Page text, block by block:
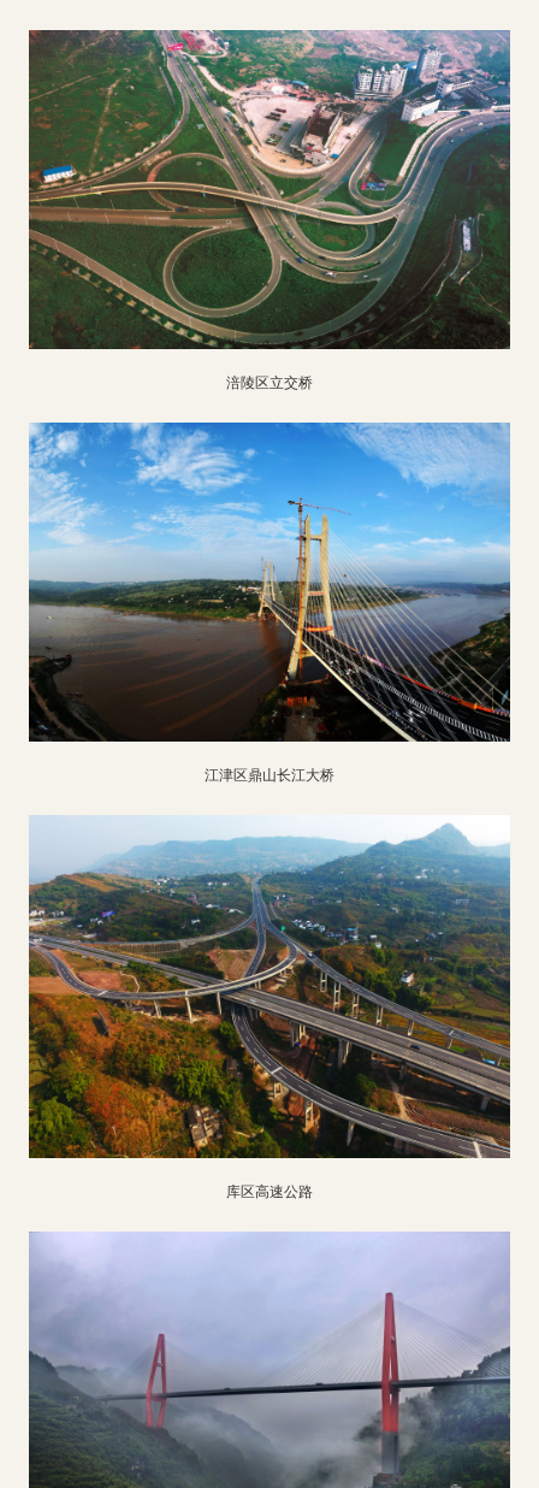
涪陵区立交桥
江津区鼎山长江大桥
库区高速公路